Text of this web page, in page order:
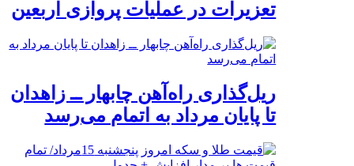
تعزیرات در عملیات پروازی اربعین
ریل‌گذاری راه‌آهن چابهار ــ زاهدان
تا پایان مرداد به اتمام می‌رسد